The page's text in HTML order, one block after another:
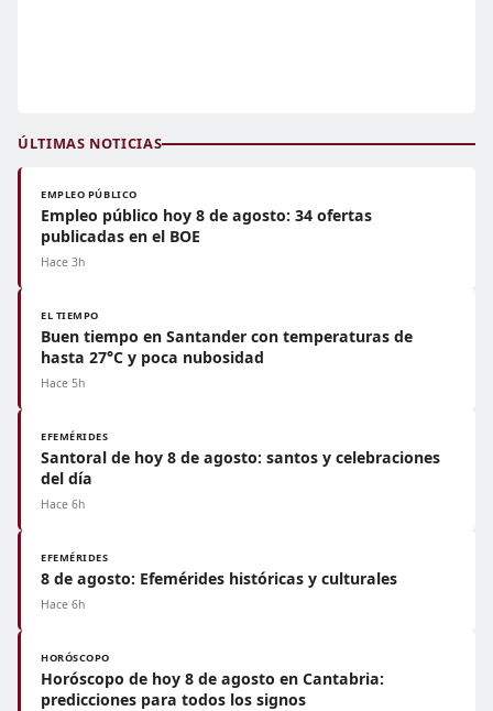
ÚLTIMAS NOTICIAS
EMPLEO PÚBLICO
Empleo público hoy 8 de agosto: 34 ofertas
publicadas en el BOE
Hace 3h
EL TIEMPO
Buen tiempo en Santander con temperaturas de
hasta 27°C y poca nubosidad
Hace 5h
EFEMÉRIDES
Santoral de hoy 8 de agosto: santos y celebraciones
del día
Hace 6h
EFEMÉRIDES
8 de agosto: Efemérides históricas y culturales
Hace 6h
HORÓSCOPO
Horóscopo de hoy 8 de agosto en Cantabria:
predicciones para todos los signos